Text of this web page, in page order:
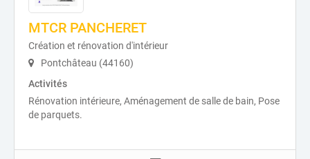
MTCR PANCHERET
Création et rénovation d'intérieur
Pontchâteau (44160)
Activités
Rénovation intérieure, Aménagement de salle de bain, Pose
de parquets.